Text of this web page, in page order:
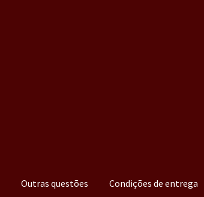
Outras questões Condições de entrega